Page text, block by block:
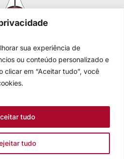
sua experiência de
ou conteúdo personalizado e
clicar em “Aceitar tudo”, você
tudo
tudo
Luterana no Brasil
dos Passos, 202/4º andar Centro -
conosco